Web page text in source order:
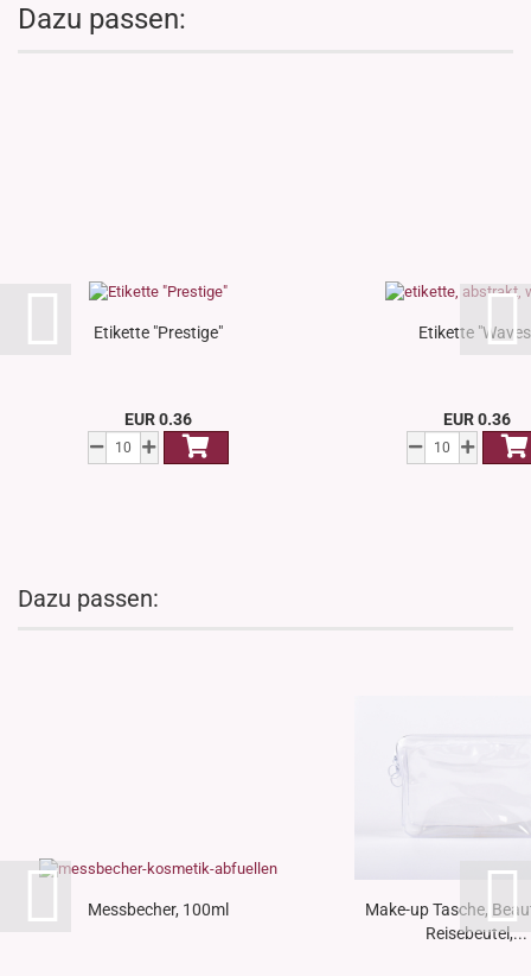
Dazu passen:
Etikette "Prestige"
EUR 0.36
Etikette
EUR 0.36
Dazu passen:
Messbecher, 100ml
Make-up Tasche,
Reisebeutel,...